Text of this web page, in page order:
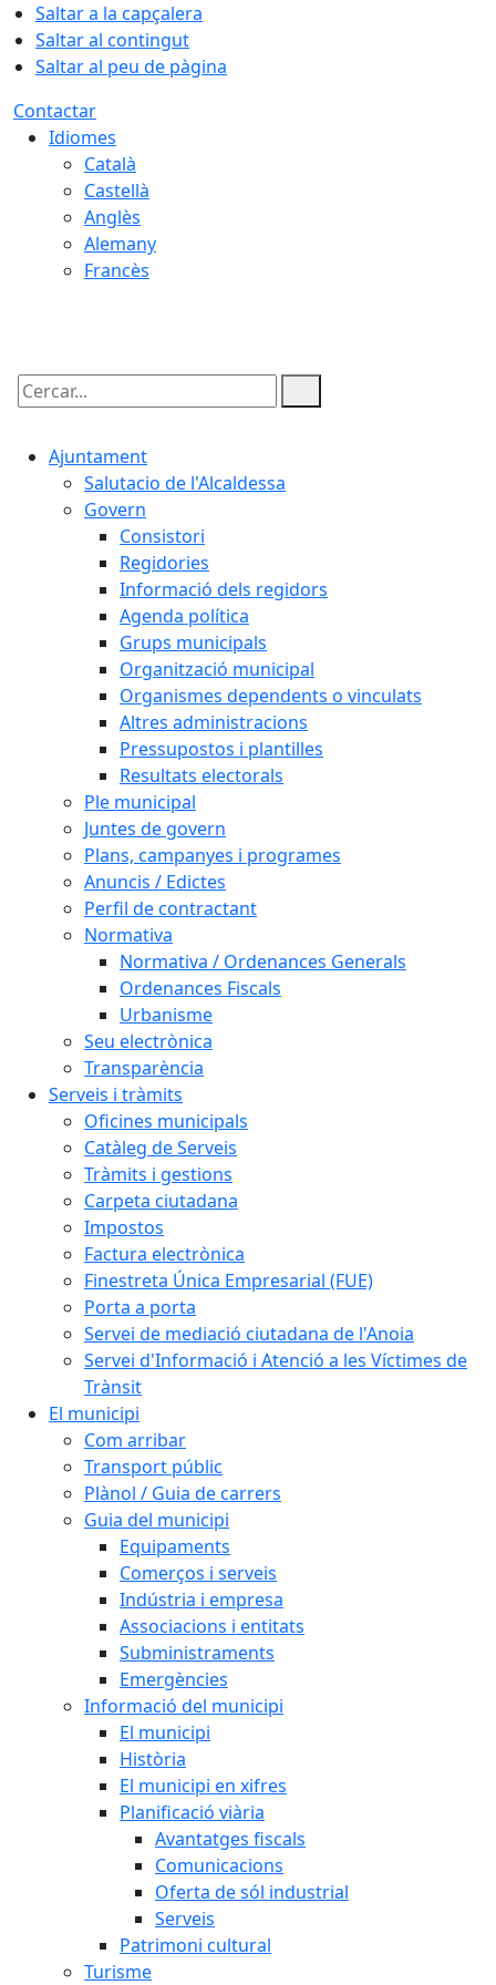
Saltar a la capçalera
Saltar al contingut
Saltar al peu de pàgina
Contactar
Idiomes
Català
Castellà
Anglès
Alemany
Francès
Cercar:
Ajuntament
Salutacio de l'Alcaldessa
Govern
Consistori
Regidories
Informació dels regidors
Agenda política
Grups municipals
Organització municipal
Organismes dependents o vinculats
Altres administracions
Pressupostos i plantilles
Resultats electorals
Ple municipal
Juntes de govern
Plans, campanyes i programes
Anuncis / Edictes
Perfil de contractant
Normativa
Normativa / Ordenances Generals
Ordenances Fiscals
Urbanisme
Seu electrònica
Transparència
Serveis i tràmits
Oficines municipals
Catàleg de Serveis
Tràmits i gestions
Carpeta ciutadana
Impostos
Factura electrònica
Finestreta Única Empresarial (FUE)
Porta a porta
Servei de mediació ciutadana de l'Anoia
Servei d'Informació i Atenció a les Víctimes de
Trànsit
El municipi
Com arribar
Transport públic
Plànol / Guia de carrers
Guia del municipi
Equipaments
Comerços i serveis
Indústria i empresa
Associacions i entitats
Subministraments
Emergències
Informació del municipi
El municipi
Història
El municipi en xifres
Planificació viària
Avantatges fiscals
Comunicacions
Oferta de sól industrial
Serveis
Patrimoni cultural
Turisme